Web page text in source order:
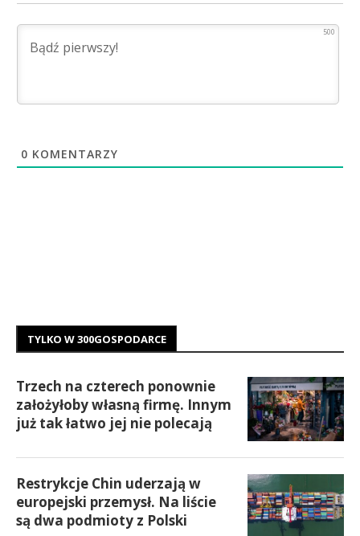
500
0 KOMENTARZY
TYLKO W 300GOSPODARCE
Trzech na czterech ponownie
założyłoby własną firmę. Innym
już tak łatwo jej nie polecają
Restrykcje Chin uderzają w
europejski przemysł. Na liście
są dwa podmioty z Polski